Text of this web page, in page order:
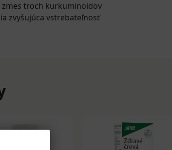
zmes troch kurkuminoidov
zvyšujúca vstrebateľnosť